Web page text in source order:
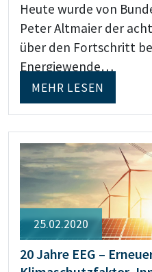
Heute wurde von
Peter Altmaier der
über den Fortschritt
Energiewende…
MEHR LESEN
25.02.2020
20 Jahre EEG –